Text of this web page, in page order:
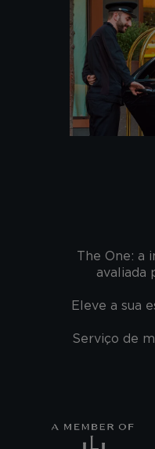
The One: a
avaliada
Eleve a sua
Serviço de